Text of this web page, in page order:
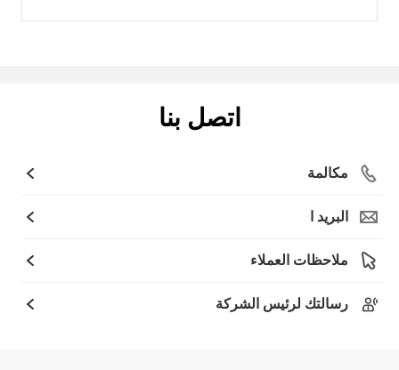
اتصل بنا
مكالمة
البريد ا
ملاحظات العملاء
رسالتك لرئيس الشركة